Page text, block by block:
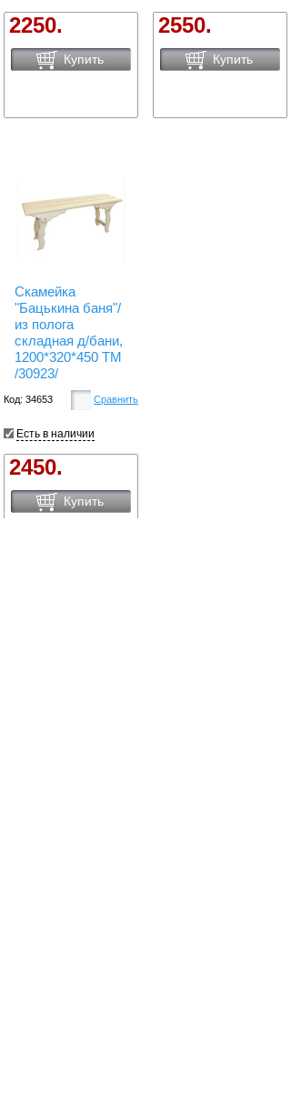
2250.
Купить
2550.
Купить
Скамейка
"Бацькина баня"/
из полога
складная д/бани,
1200*320*450 ТМ
/30923/
Код: 34653 Сравнить
Есть в наличии
2450.
Купить